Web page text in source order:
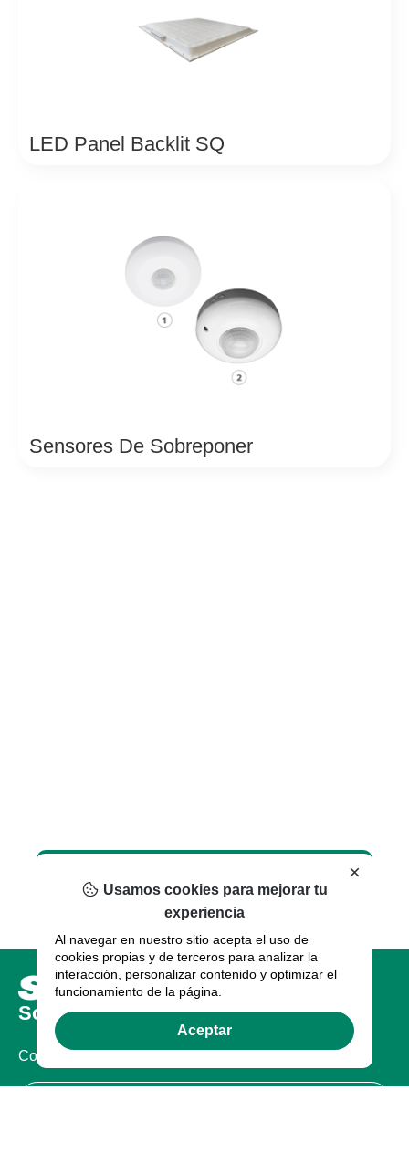
LED Panel Backlit SQ
Sensores De Sobreponer
Sobre nosotros
Compañia
×
Usamos cookies para mejorar tu
experiencia
Al navegar en nuestro sitio acepta el uso de
cookies propias y de terceros para analizar la
interacción, personalizar contenido y optimizar el
funcionamiento de la página.
Aceptar